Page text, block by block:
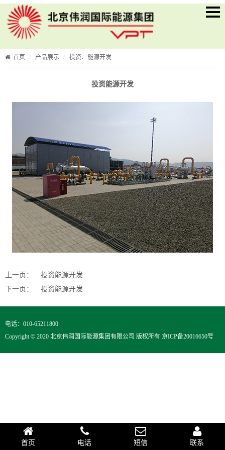
首页 产品展示 投资、能源开发
投资能源开发
上一页：
投资能源开发
下一页：
投资能源开发
电话：010-65211800
Copyright © 2020 北京伟润国际能源集团有限公司 版权所有 京ICP备20016650号
首页 电话 短信 联系